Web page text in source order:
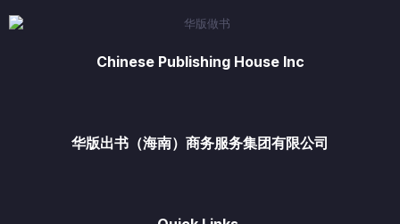
Chinese Publishing House Inc
华版出书（海南）商务服务集团有限公司